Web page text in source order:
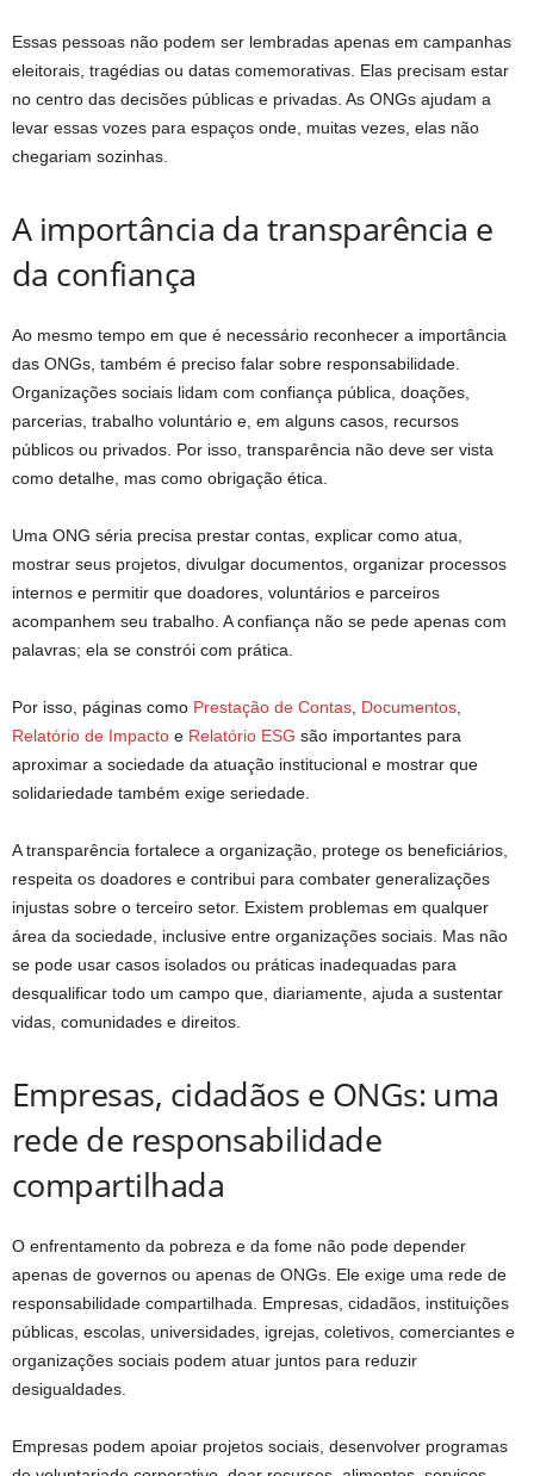
Essas pessoas não podem ser lembradas apenas em campanhas
eleitorais, tragédias ou datas comemorativas. Elas precisam estar
no centro das decisões públicas e privadas. As ONGs ajudam a
levar essas vozes para espaços onde, muitas vezes, elas não
chegariam sozinhas.
A importância da transparência e
da confiança
Ao mesmo tempo em que é necessário reconhecer a importância
das ONGs, também é preciso falar sobre responsabilidade.
Organizações sociais lidam com confiança pública, doações,
parcerias, trabalho voluntário e, em alguns casos, recursos
públicos ou privados. Por isso, transparência não deve ser vista
como detalhe, mas como obrigação ética.
Uma ONG séria precisa prestar contas, explicar como atua,
mostrar seus projetos, divulgar documentos, organizar processos
internos e permitir que doadores, voluntários e parceiros
acompanhem seu trabalho. A confiança não se pede apenas com
palavras; ela se constrói com prática.
Por isso, páginas como Prestação de Contas, Documentos,
Relatório de Impacto e Relatório ESG são importantes para
aproximar a sociedade da atuação institucional e mostrar que
solidariedade também exige seriedade.
A transparência fortalece a organização, protege os beneficiários,
respeita os doadores e contribui para combater generalizações
injustas sobre o terceiro setor. Existem problemas em qualquer
área da sociedade, inclusive entre organizações sociais. Mas não
se pode usar casos isolados ou práticas inadequadas para
desqualificar todo um campo que, diariamente, ajuda a sustentar
vidas, comunidades e direitos.
Empresas, cidadãos e ONGs: uma
rede de responsabilidade
compartilhada
O enfrentamento da pobreza e da fome não pode depender
apenas de governos ou apenas de ONGs. Ele exige uma rede de
responsabilidade compartilhada. Empresas, cidadãos, instituições
públicas, escolas, universidades, igrejas, coletivos, comerciantes e
organizações sociais podem atuar juntos para reduzir
desigualdades.
Empresas podem apoiar projetos sociais, desenvolver programas